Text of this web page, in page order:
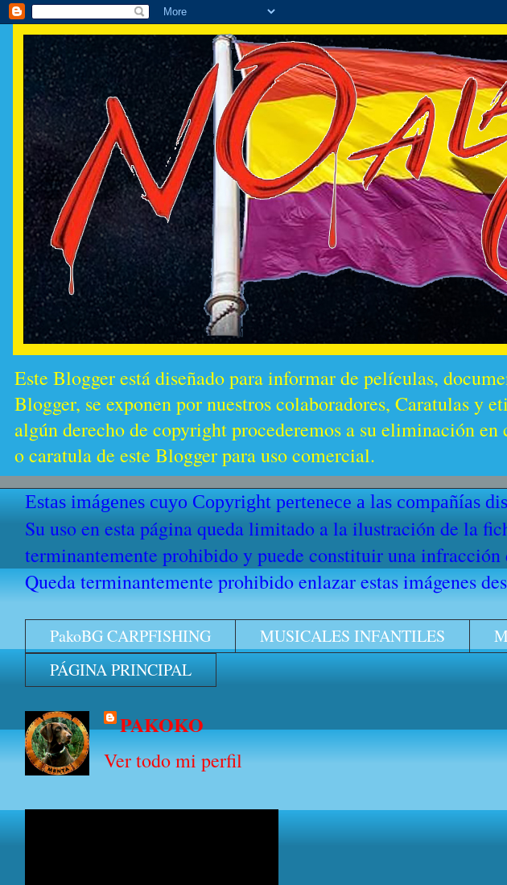
Este Blogger está diseñado para informar de películas,
Blogger, se exponen por nuestros colaboradores, Caratulas y
algún derecho de copyright procederemos a su eliminación
o caratula de este Blogger para uso comercial.
Estas imágenes cuyo Copyright pertenece a las compañías
Su uso en esta página queda limitado a la ilustración de la
terminantemente prohibido y puede constituir una
Queda terminantemente prohibido enlazar estas imágenes
PakoBG CARPFISHING MUSICALES INFANTILES
PÁGINA PRINCIPAL
PAKOKO
Ver todo mi perfil